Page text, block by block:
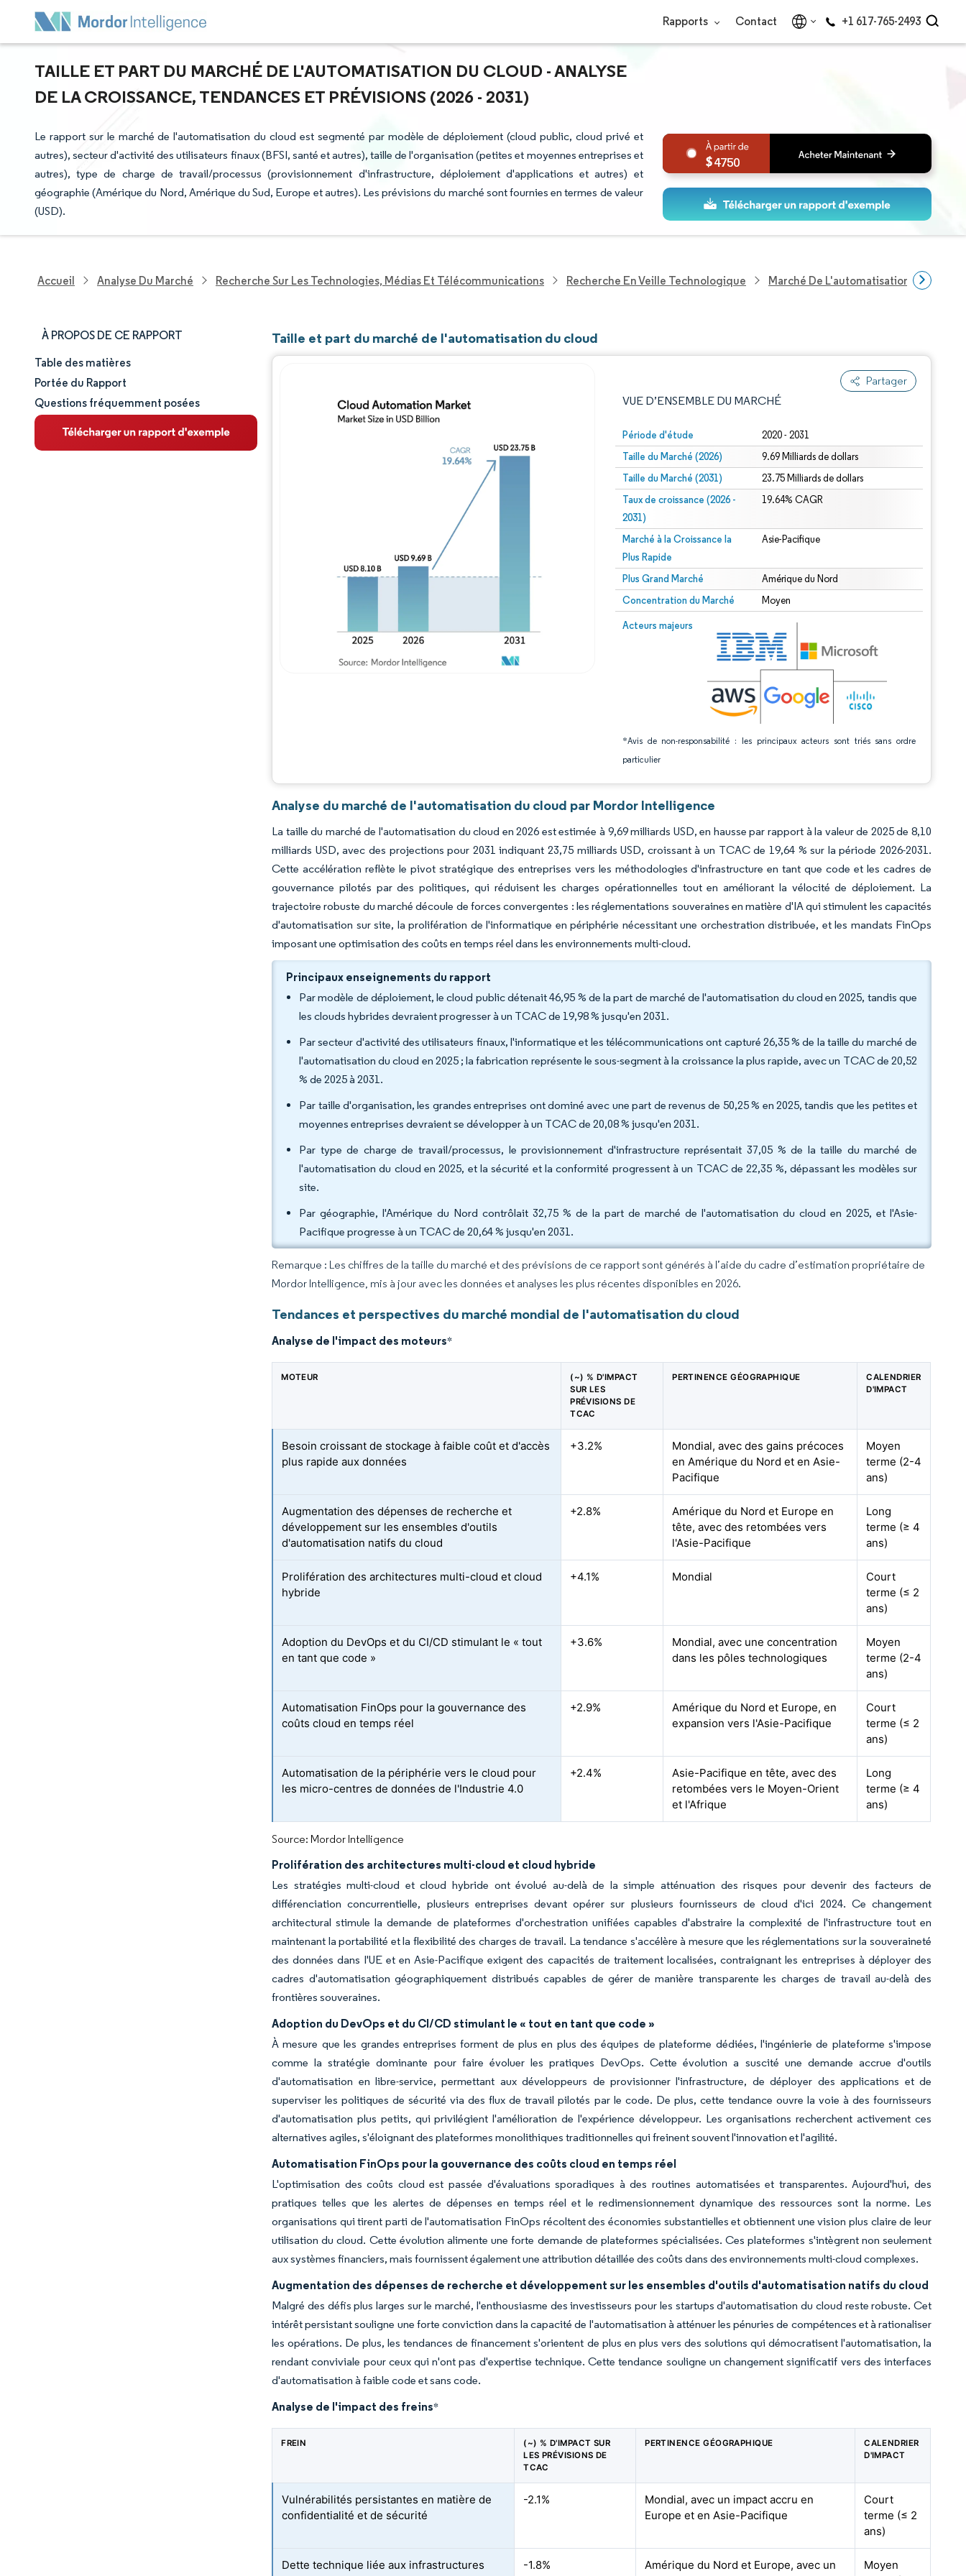
Rapports Contact +1 617-765-2493
TAILLE ET PART DU MARCHÉ DE L'AUTOMATISATION DU CLOUD - ANALYSE
DE LA CROISSANCE, TENDANCES ET PRÉVISIONS (2026 - 2031)
Le rapport sur le marché de l'automatisation du cloud est segmenté par modèle de déploiement (cloud public, cloud privé et
autres), secteur d'activité des utilisateurs finaux (BFSI, santé et autres), taille de l'organisation (petites et moyennes entreprises et
autres), type de charge de travail/processus (provisionnement d'infrastructure, déploiement d'applications et autres) et
géographie (Amérique du Nord, Amérique du Sud, Europe et autres). Les prévisions du marché sont fournies en termes de valeur
(USD).
4750
Accueil Analyse Du Marché Recherche Sur Les Technologies, Médias Et Télécommunications Recherche En Veille Technologique Marché De L'automatisation Du Cloud
À PROPOS DE CE RAPPORT
Taille et part de marché
Analyse du marché
Tendances et perspectives
Table des matières
Portée du Rapport
Questions fréquemment posées
Taille et part du marché de l'automatisation du cloud
Partager
VUE D’ENSEMBLE DU MARCHÉ
Période d'étude 2020 - 2031
Taille du Marché (2026) 9.69 Milliards de dollars
Taille du Marché (2031) 23.75 Milliards de dollars
Taux de croissance (2026 -
2031)
19.64% CAGR
Marché à la Croissance la
Plus Rapide
Asie-Pacifique
Plus Grand Marché Amérique du Nord
Concentration du Marché Moyen
Acteurs majeurs
*Avis de non-responsabilité : les principaux acteurs sont triés sans ordre
particulier
Image © Mordor Intelligence. La réutilisation nécessite une attribution sous CC BY 4.0.
Image © Mordor Intelligence. La réutilisation nécessite une attribution sous CC BY 4.0.
Analyse du marché de l'automatisation du cloud par Mordor Intelligence
La taille du marché de l'automatisation du cloud en 2026 est estimée à 9,69 milliards USD, en hausse par rapport à la valeur de 2025 de 8,10
milliards USD, avec des projections pour 2031 indiquant 23,75 milliards USD, croissant à un TCAC de 19,64 % sur la période 2026-2031.
Cette accélération reflète le pivot stratégique des entreprises vers les méthodologies d'infrastructure en tant que code et les cadres de
gouvernance pilotés par des politiques, qui réduisent les charges opérationnelles tout en améliorant la vélocité de déploiement. La
trajectoire robuste du marché découle de forces convergentes : les réglementations souveraines en matière d'IA qui stimulent les capacités
d'automatisation sur site, la prolifération de l'informatique en périphérie nécessitant une orchestration distribuée, et les mandats FinOps
imposant une optimisation des coûts en temps réel dans les environnements multi-cloud.
Principaux enseignements du rapport
Par modèle de déploiement, le cloud public détenait 46,95 % de la part de marché de l'automatisation du cloud en 2025, tandis que
les clouds hybrides devraient progresser à un TCAC de 19,98 % jusqu'en 2031.
Par secteur d'activité des utilisateurs finaux, l'informatique et les télécommunications ont capturé 26,35 % de la taille du marché de
l'automatisation du cloud en 2025 ; la fabrication représente le sous-segment à la croissance la plus rapide, avec un TCAC de 20,52
% de 2025 à 2031.
Par taille d'organisation, les grandes entreprises ont dominé avec une part de revenus de 50,25 % en 2025, tandis que les petites et
moyennes entreprises devraient se développer à un TCAC de 20,08 % jusqu'en 2031.
Par type de charge de travail/processus, le provisionnement d'infrastructure représentait 37,05 % de la taille du marché de
l'automatisation du cloud en 2025, et la sécurité et la conformité progressent à un TCAC de 22,35 %, dépassant les modèles sur
site.
Par géographie, l'Amérique du Nord contrôlait 32,75 % de la part de marché de l'automatisation du cloud en 2025, et l'Asie-
Pacifique progresse à un TCAC de 20,64 % jusqu'en 2031.
Remarque : Les chiffres de la taille du marché et des prévisions de ce rapport sont générés à l’aide du cadre d’estimation propriétaire de
Mordor Intelligence, mis à jour avec les données et analyses les plus récentes disponibles en 2026.
Tendances et perspectives du marché mondial de l'automatisation du cloud
Analyse de l'impact des moteurs*
MOTEUR
(~) % D'IMPACT
SUR LES
PRÉVISIONS DE
TCAC
PERTINENCE GÉOGRAPHIQUE
CALENDRIER
D'IMPACT
Besoin croissant de stockage à faible coût et d'accès
plus rapide aux données
+3.2%
Mondial, avec des gains précoces
en Amérique du Nord et en Asie-
Pacifique
Moyen
terme (2-4
ans)
Augmentation des dépenses de recherche et
développement sur les ensembles d'outils
d'automatisation natifs du cloud
+2.8%
Amérique du Nord et Europe en
tête, avec des retombées vers
l'Asie-Pacifique
Long
terme (≥ 4
ans)
Prolifération des architectures multi-cloud et cloud
hybride
+4.1% Mondial
Court
terme (≤ 2
ans)
Adoption du DevOps et du CI/CD stimulant le « tout
en tant que code »
+3.6%
Mondial, avec une concentration
dans les pôles technologiques
Moyen
terme (2-4
ans)
Automatisation FinOps pour la gouvernance des
coûts cloud en temps réel
+2.9%
Amérique du Nord et Europe, en
expansion vers l'Asie-Pacifique
Court
terme (≤ 2
ans)
Automatisation de la périphérie vers le cloud pour
les micro-centres de données de l'Industrie 4.0
+2.4%
Asie-Pacifique en tête, avec des
retombées vers le Moyen-Orient
et l'Afrique
Long
terme (≥ 4
ans)
Source: Mordor Intelligence
Prolifération des architectures multi-cloud et cloud hybride
Les stratégies multi-cloud et cloud hybride ont évolué au-delà de la simple atténuation des risques pour devenir des facteurs de
différenciation concurrentielle, plusieurs entreprises devant opérer sur plusieurs fournisseurs de cloud d'ici 2024. Ce changement
architectural stimule la demande de plateformes d'orchestration unifiées capables d'abstraire la complexité de l'infrastructure tout en
maintenant la portabilité et la flexibilité des charges de travail. La tendance s'accélère à mesure que les réglementations sur la souveraineté
des données dans l'UE et en Asie-Pacifique exigent des capacités de traitement localisées, contraignant les entreprises à déployer des
cadres d'automatisation géographiquement distribués capables de gérer de manière transparente les charges de travail au-delà des
frontières souveraines.
Adoption du DevOps et du CI/CD stimulant le « tout en tant que code »
À mesure que les grandes entreprises forment de plus en plus des équipes de plateforme dédiées, l'ingénierie de plateforme s'impose
comme la stratégie dominante pour faire évoluer les pratiques DevOps. Cette évolution a suscité une demande accrue d'outils
d'automatisation en libre-service, permettant aux développeurs de provisionner l'infrastructure, de déployer des applications et de
superviser les politiques de sécurité via des flux de travail pilotés par le code. De plus, cette tendance ouvre la voie à des fournisseurs
d'automatisation plus petits, qui privilégient l'amélioration de l'expérience développeur. Les organisations recherchent activement ces
alternatives agiles, s'éloignant des plateformes monolithiques traditionnelles qui freinent souvent l'innovation et l'agilité.
Automatisation FinOps pour la gouvernance des coûts cloud en temps réel
L'optimisation des coûts cloud est passée d'évaluations sporadiques à des routines automatisées et transparentes. Aujourd'hui, des
pratiques telles que les alertes de dépenses en temps réel et le redimensionnement dynamique des ressources sont la norme. Les
organisations qui tirent parti de l'automatisation FinOps récoltent des économies substantielles et obtiennent une vision plus claire de leur
utilisation du cloud. Cette évolution alimente une forte demande de plateformes spécialisées. Ces plateformes s'intègrent non seulement
aux systèmes financiers, mais fournissent également une attribution détaillée des coûts dans des environnements multi-cloud complexes.
Augmentation des dépenses de recherche et développement sur les ensembles d'outils d'automatisation natifs du cloud
Malgré des défis plus larges sur le marché, l'enthousiasme des investisseurs pour les startups d'automatisation du cloud reste robuste. Cet
intérêt persistant souligne une forte conviction dans la capacité de l'automatisation à atténuer les pénuries de compétences et à rationaliser
les opérations. De plus, les tendances de financement s'orientent de plus en plus vers des solutions qui démocratisent l'automatisation, la
rendant conviviale pour ceux qui n'ont pas d'expertise technique. Cette tendance souligne un changement significatif vers des interfaces
d'automatisation à faible code et sans code.
Analyse de l'impact des freins*
FREIN
(~) % D'IMPACT SUR
LES PRÉVISIONS DE
TCAC
PERTINENCE GÉOGRAPHIQUE
CALENDRIER
D'IMPACT
Vulnérabilités persistantes en matière de
confidentialité et de sécurité
-2.1%
Mondial, avec un impact accru en
Europe et en Asie-Pacifique
Court
terme (≤ 2
ans)
Dette technique liée aux infrastructures
-1.8%
Amérique du Nord et Europe, avec un
Moyen